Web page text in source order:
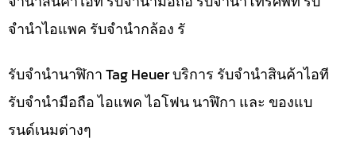
จำนำไอแพค รับจำนำกล้อง รั
รับจำนำนาฬิกา Tag Heuer บริการ รับจำนำสินค้าไอที
รับจำนำมือถือ ไอแพค ไอโฟน นาฬิกา และ ของแบ
รนด์เนมต่างๆ